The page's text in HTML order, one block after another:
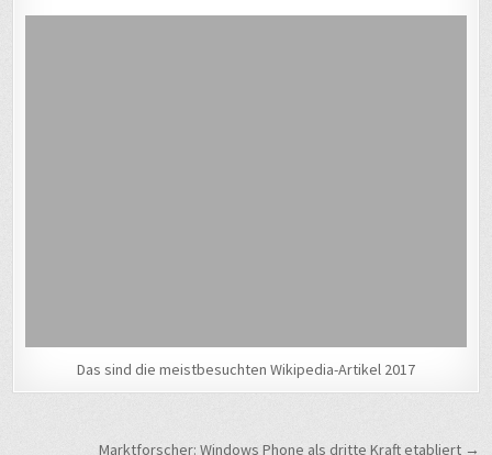
Das sind die meistbesuchten Wikipedia-Artikel 2017
Marktforscher: Windows Phone als dritte Kraft etabliert →